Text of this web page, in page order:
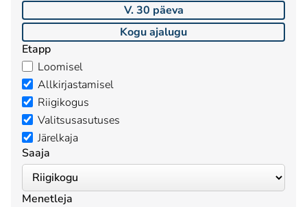
V. 30 päeva
Kogu ajalugu
Etapp
Loomisel
Allkirjastamisel
Riigikogus
Valitsusasutuses
Järelkaja
Saaja
Menetleja